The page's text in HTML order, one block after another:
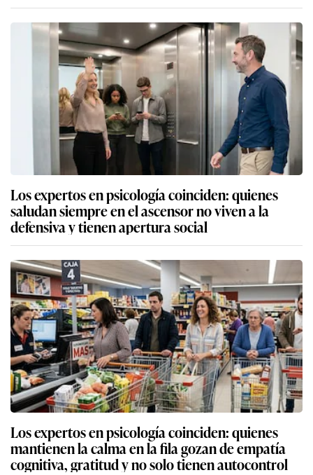
Los expertos en psicología coinciden: quienes
saludan siempre en el ascensor no viven a la
defensiva y tienen apertura social
Los expertos en psicología coinciden: quienes
mantienen la calma en la fila gozan de empatía
cognitiva, gratitud y no solo tienen autocontrol